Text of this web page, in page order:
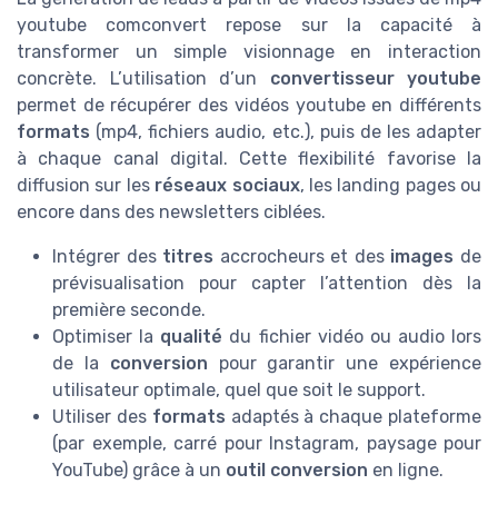
youtube comconvert repose sur la capacité à
transformer un simple visionnage en interaction
concrète. L’utilisation d’un convertisseur youtube
permet de récupérer des vidéos youtube en différents
formats (mp4, fichiers audio, etc.), puis de les adapter
à chaque canal digital. Cette flexibilité favorise la
diffusion sur les réseaux sociaux, les landing pages ou
encore dans des newsletters ciblées.
Intégrer des titres accrocheurs et des images de
prévisualisation pour capter l’attention dès la
première seconde.
Optimiser la qualité du fichier vidéo ou audio lors
de la conversion pour garantir une expérience
utilisateur optimale, quel que soit le support.
Utiliser des formats adaptés à chaque plateforme
(par exemple, carré pour Instagram, paysage pour
YouTube) grâce à un outil conversion en ligne.